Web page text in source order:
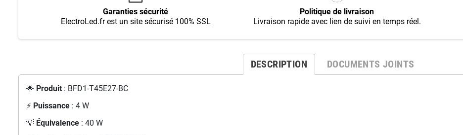
Garanties sécurité
ElectroLed.fr est un site sécurisé 100% SSL
Politique de livraison
Livraison rapide avec lien de suivi en temps réel.
DESCRIPTION DOCUMENTS JOINTS
🌟 Produit: BFD1-T45E27-BC
⚡ Puissance: 4 W
💡 Équivalence: 40 W